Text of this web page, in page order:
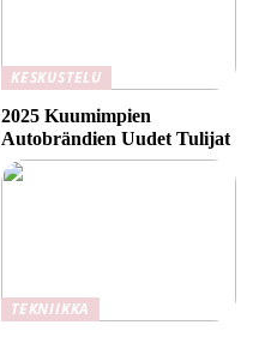
KESKUSTELU
2025 Kuumimpien
Autobrändien Uudet Tulijat
TEKNIIKKA